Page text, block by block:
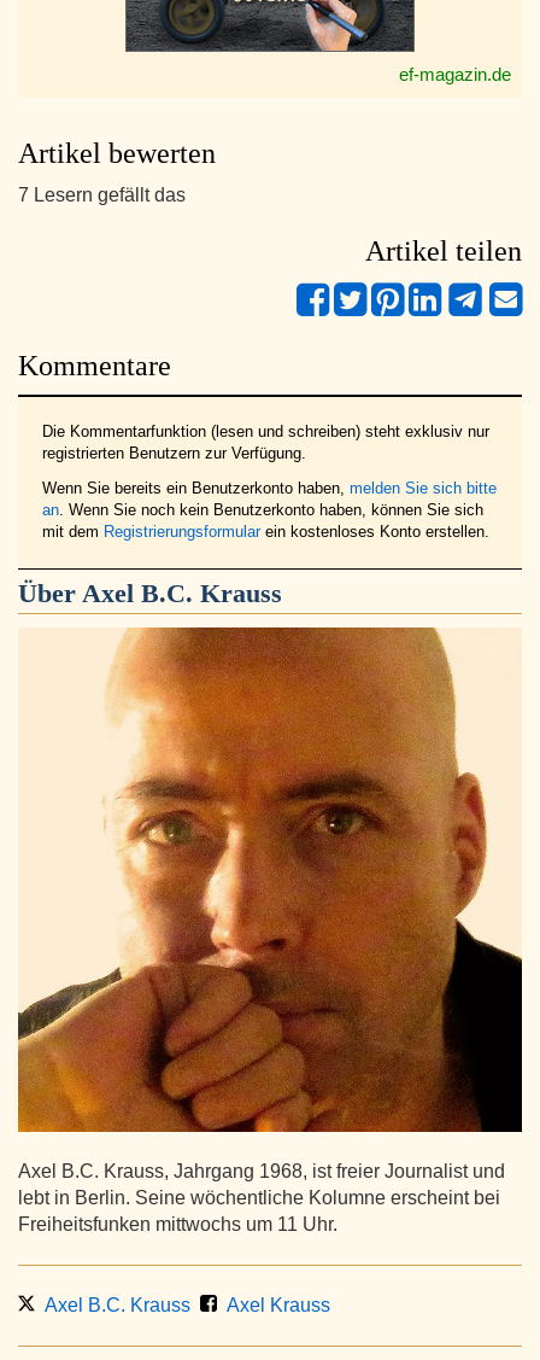
ef-magazin.de
Artikel bewerten
7 Lesern gefällt das
Artikel teilen
Kommentare
Die Kommentarfunktion (lesen und schreiben) steht exklusiv nur
registrierten Benutzern zur Verfügung.
Wenn Sie bereits ein Benutzerkonto haben, melden Sie sich bitte
an . Wenn Sie noch kein Benutzerkonto haben, können Sie sich
mit dem Registrierungsformularein kostenloses Konto erstellen.
Über Axel B.C. Krauss
Axel B.C. Krauss, Jahrgang 1968, ist freier Journalist und
lebt in Berlin. Seine wöchentliche Kolumne erscheint bei
Freiheitsfunken mittwochs um 11 Uhr.
Axel B.C. Krauss Axel Krauss